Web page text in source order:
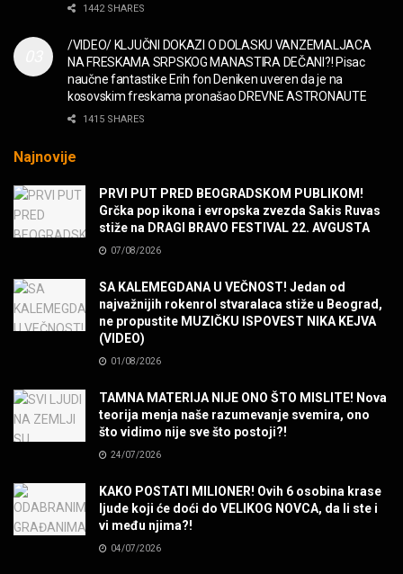
DIVNA! Ogi & Magnifico
FILM
MUZIKA
POVRATAK Iron Maiden The Writing On The Wall
SENIDAHHH!
Miss You! Charlie Watts
MUZIKA
MUZIKA
MAD MAD DRUMMER!
1442 SHARES
/VIDEO/ KLJUČNI DOKAZI O DOLASKU VANZEMALJACA
NA FRESKAMA SRPSKOG MANASTIRA DEČANI?! Pisac
naučne fantastike Erih fon Deniken uveren da je na
kosovskim freskama pronašao DREVNE ASTRONAUTE
1415 SHARES
Najnovije
PRVI PUT PRED BEOGRADSKOM PUBLIKOM!
Grčka pop ikona i evropska zvezda Sakis Ruvas
stiže na DRAGI BRAVO FESTIVAL 22. AVGUSTA
07/08/2026
SA KALEMEGDANA U VEČNOST! Jedan od
najvažnijih rokenrol stvaralaca stiže u Beograd,
ne propustite MUZIČKU ISPOVEST NIKA KEJVA
(VIDEO)
01/08/2026
TAMNA MATERIJA NIJE ONO ŠTO MISLITE! Nova
teorija menja naše razumevanje svemira, ono
što vidimo nije sve što postoji?!
24/07/2026
KAKO POSTATI MILIONER! Ovih 6 osobina krase
ljude koji će doći do VELIKOG NOVCA, da li ste i
vi među njima?!
04/07/2026